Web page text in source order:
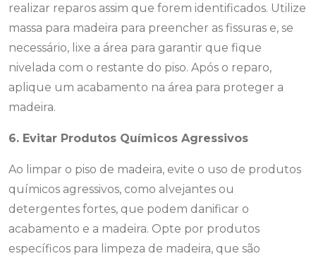
realizar reparos assim que forem identificados. Utilize
massa para madeira para preencher as fissuras e, se
necessário, lixe a área para garantir que fique
nivelada com o restante do piso. Após o reparo,
aplique um acabamento na área para proteger a
madeira.
6. Evitar Produtos Químicos Agressivos
Ao limpar o piso de madeira, evite o uso de produtos
químicos agressivos, como alvejantes ou
detergentes fortes, que podem danificar o
acabamento e a madeira. Opte por produtos
específicos para limpeza de madeira, que são